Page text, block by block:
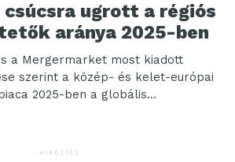
ugrott a régiós
aránya 2025-ben
a Mergermarket most kiadott
szerint a közép- és kelet-európai
2025-ben a globális
HIRDETÉS